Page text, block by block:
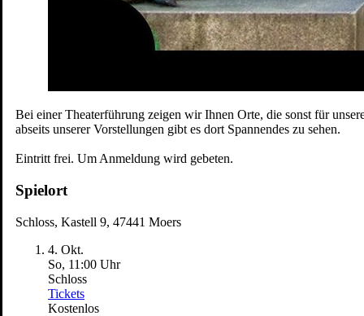
Bei einer Theaterführung zeigen wir Ihnen Orte, die sonst für
abseits unserer Vorstellungen gibt es dort Spannendes zu sehen.
Eintritt frei. Um Anmeldung wird gebeten.
Spielort
Schloss, Kastell 9, 47441 Moers
4. Okt.
So, 11 :00 Uhr
Schloss
Tickets
Kostenlos